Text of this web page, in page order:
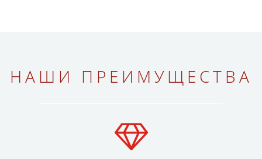
НАШИ ПРЕИМУЩЕСТВА